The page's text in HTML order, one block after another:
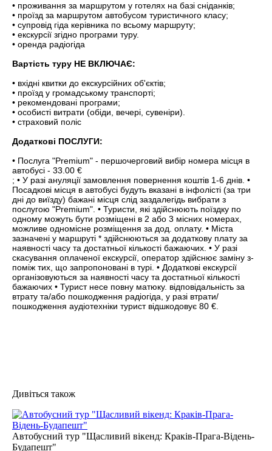
• проживання за маршрутом у готелях на базі сніданків;
• проїзд за маршрутом автобусом туристичного класу;
• супровід гіда керівника по всьому маршруту;
• екскурсії згідно програми туру.
• оренда радіогіда
Вартість туру НЕ ВКЛЮЧАЄ:
• вхідні квитки до екскурсійних об'єктів;
• проїзд у громадському транспорті;
• рекомендовані програми;
• особисті витрати (обіди, вечері, сувеніри).
• страховий поліс
Додаткові ПОСЛУГИ:
• Послуга "Premium" - першочерговий вибір номера місця в
автобусі - 33.00 €
; • У разі ануляції замовлення повернення коштів 1-6 днів. •
Посадкові місця в автобусі будуть вказані в інфолісті (за три
дні до виїзду) бажані місця слід заздалегідь вибрати з
послугою "Premium". • Туристи, які здійснюють поїздку по
одному можуть бути розміщені в 2 або 3 місних номерах,
можливе одномісне розміщення за дод. оплату. • Міста
зазначені у маршруті * здійснюються за додаткову плату за
наявності часу та достатньої кількості бажаючих. • У разі
скасування оплаченої екскурсії, оператор здійснює заміну з-
поміж тих, що запропоновані в турі. • Додаткові екскурсії
організовуються за наявності часу та достатньої кількості
бажаючих • Турист несе повну матюку. відповідальність за
втрату та/або пошкодження радіогіда, у разі втрати/
пошкодження аудіотехніки турист відшкодовує 80 €.
Дивіться також
Автобусний тур "Щасливий вікенд: Краків-Прага-Відень-
Будапешт"